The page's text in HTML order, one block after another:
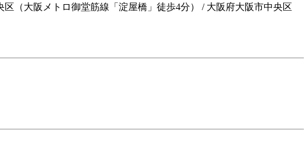
区（大阪メトロ御堂筋線「淀屋橋」徒歩4分） / 大阪府大阪市中央区